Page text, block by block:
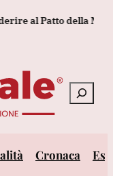
Patto della Mecca'
Cerca
Cronaca